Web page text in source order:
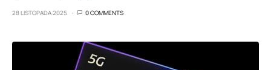
28 LISTOPADA 2025 0 COMMENTS